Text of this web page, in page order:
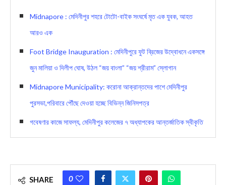
Midnapore : মেদিনীপুর শহরে টোটো-বাইক সংঘর্ষে মৃত এক যুবক, আহত
আরও এক
Foot Bridge Inauguration : মেদিনীপুরে ফুট ব্রিজের উদ্বোধনে একসঙ্গে
জুন মালিয়া ও দিলীপ ঘোষ, উঠল “জয় বাংলা” “জয় শ্রীরাম” স্লোগান
Midnapore Municipality: করোনা আক্রান্তদের পাশে মেদিনীপুর
পুরসভা,পরিবারে পৌঁছে দেওয়া হচ্ছে বিভিন্ন জিনিসপত্র
গবেষণার কাজে সাফল্য, মেদিনীপুর কলেজের ৭ অধ্যাপকের আন্তর্জাতিক স্বীকৃতি
SHARE 0